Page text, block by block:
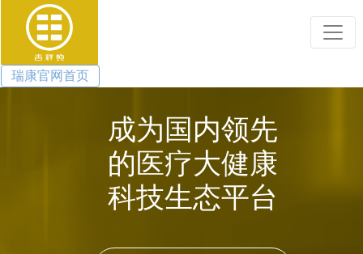
瑞康官网首页
成为国内领先
的医疗大健康
科技生态平台